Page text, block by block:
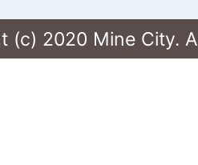
(c) 2020 Mine City.